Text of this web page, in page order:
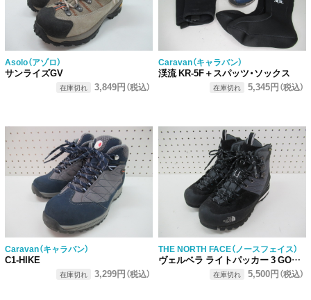
Asolo（アゾロ）
サンライズGV
在庫切れ 3,849円（税込）
Caravan（キャラバン）
渓流 KR-5F＋スパッツ・ソックス
在庫切れ 5,345円（税込）
Caravan（キャラバン）
C1-HIKE
在庫切れ 3,299円（税込）
THE NORTH FACE（ノースフェイス）
ヴェルベラ ライトパッカー 3 GORE-TEX
在庫切れ 5,500円（税込）